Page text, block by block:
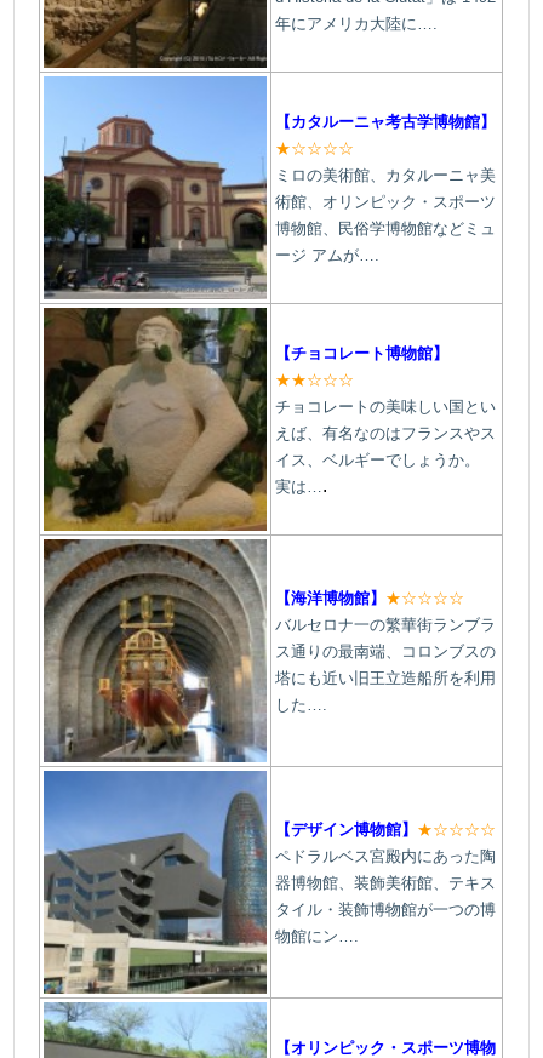
年にアメリカ大陸に….
【カタルーニャ考古学博物館】
★☆☆☆☆
ミロの美術館、カタルーニャ美
術館、オリンピック・スポーツ
博物館、民俗学博物館などミュ
ージ アムが….
【チョコレート博物館】
★★☆☆☆
チョコレートの美味しい国とい
えば、有名なのはフランスやス
イス、ベルギーでしょうか。
実は… .
【海洋博物館】 ★☆☆☆☆
バルセロナ一の繁華街ランブラ
ス通りの最南端、コロンブスの
塔にも近い旧王立造船所を利用
した….
【デザイン博物館】 ★☆☆☆☆
ペドラルベス宮殿内にあった陶
器博物館、装飾美術館、テキス
タイル・装飾博物館が一つの博
物館にン
【オリンピック・スポーツ博物